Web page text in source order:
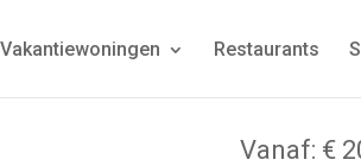
Vakantiewoningen Restaurants
Vanaf: €